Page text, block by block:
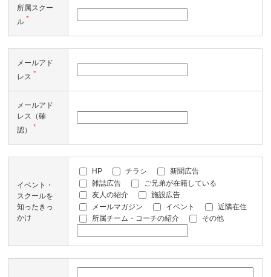
所属スクー
ル *
メールアド
レス *
メールアド
レス（確
認） *
イベント・
スクールを
知ったきっ
かけ
HP チラシ
新聞広告
雑誌広告
ご兄弟が在籍している
友人の紹介
施設広告
メールマガジン
イベント
近隣在住
所属チーム・コーチの紹介
その他